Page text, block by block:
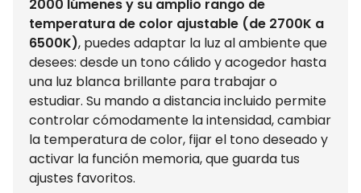
2000 lúmenes y su amplio rango de
temperatura de color ajustable (de 2700K a
6500K), puedes adaptar la luz al ambiente que
desees: desde un tono cálido y acogedor hasta
una luz blanca brillante para trabajar o
estudiar. Su mando a distancia incluido permite
controlar cómodamente la intensidad, cambiar
la temperatura de color, fijar el tono deseado y
activar la función memoria, que guarda tus
ajustes favoritos.